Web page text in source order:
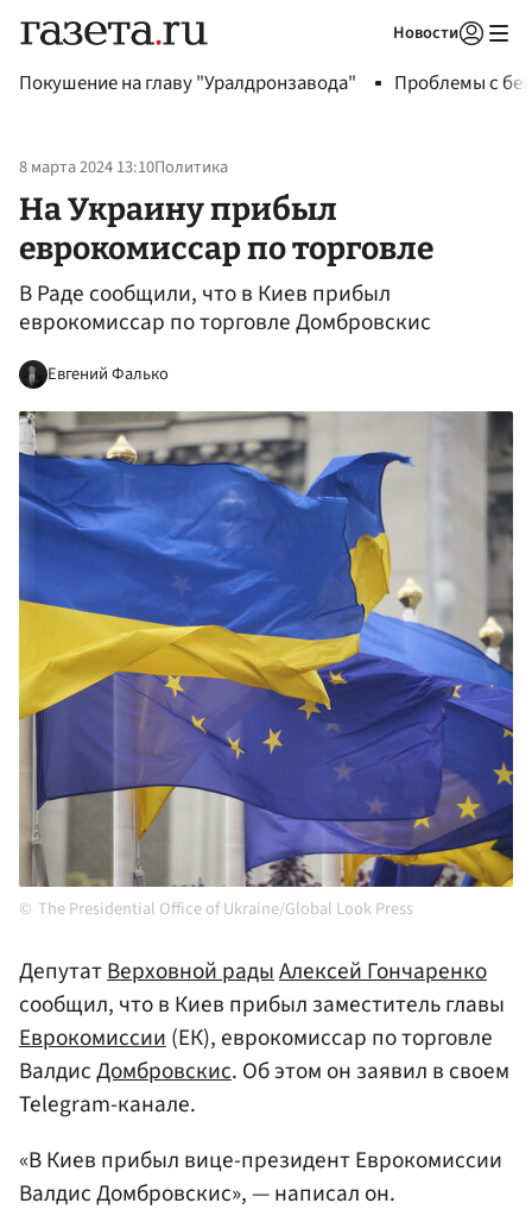
Новости
Покушение на главу "Уралдронзавода" Проблемы с
8 марта 2024 13:10Политика
На Украину прибыл
еврокомиссар по торговле
В Раде сообщили, что в Киев прибыл
еврокомиссар по торговле Домбровскис
Евгений Фалько
The Presidential Office of Ukraine/Global Look Press
ДепутатВерховной радыАлексей Гончаренко
сообщил, что в Киев прибыл заместитель главы
Еврокомиссии(ЕК), еврокомиссар по торговле
ВалдисДомбровскис. Об этом он заявил в своем
Telegram-канале.
«В Киев прибыл вице-президент Еврокомиссии
Валдис Домбровскис», — написал он.